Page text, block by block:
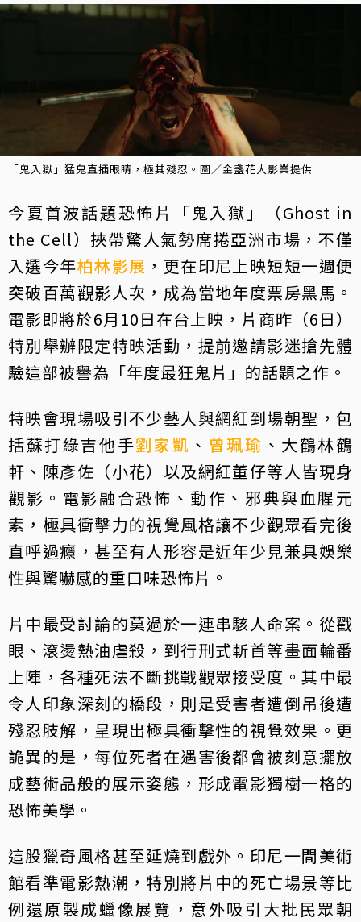
「鬼入獄」猛鬼直插眼睛，極其殘忍。圖／金盞花大影業提供
今夏首波話題恐怖片「鬼入獄」（Ghost in
the Cell）挾帶驚人氣勢席捲亞洲市場，不僅
入選今年柏林影展 ，更在印尼上映短短一週便
突破百萬觀影人次，成為當地年度票房黑馬。
電影即將於6月10日在台上映，片商昨（6日）
特別舉辦限定特映活動，提前邀請影迷搶先體
驗這部被譽為「年度最狂鬼片」的話題之作。
特映會現場吸引不少藝人與網紅到場朝聖，包
括蘇打綠吉他手劉家凱 、 曾珮瑜 、大鶴林鶴
軒、陳彥佐（小花）以及網紅董仔等人皆現身
觀影。電影融合恐怖、動作、邪典與血腥元
素，極具衝擊力的視覺風格讓不少觀眾看完後
直呼過癮，甚至有人形容是近年少見兼具娛樂
性與驚嚇感的重口味恐怖片。
片中最受討論的莫過於一連串駭人命案。從戳
眼、滾燙熱油虐殺，到行刑式斬首等畫面輪番
上陣，各種死法不斷挑戰觀眾接受度。其中最
令人印象深刻的橋段，則是受害者遭倒吊後遭
殘忍肢解，呈現出極具衝擊性的視覺效果。更
詭異的是，每位死者在遇害後都會被刻意擺放
成藝術品般的展示姿態，形成電影獨樹一格的
恐怖美學。
這股獵奇風格甚至延燒到戲外。印尼一間美術
館看準電影熱潮，特別將片中的死亡場景等比
例還原製成蠟像展覽，意外吸引大批民眾朝